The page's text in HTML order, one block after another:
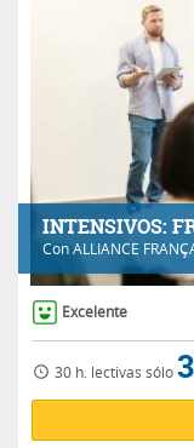
INTENSIVOS:
ConALLIANCE
Excelente
30 h. lectivas sólo